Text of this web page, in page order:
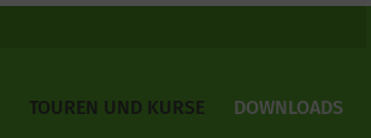
TOUREN UND KURSE DOWNLOADS